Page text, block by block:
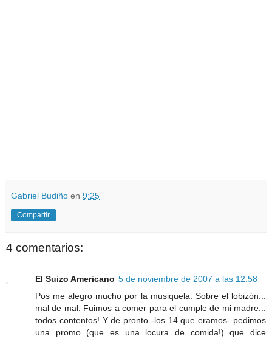
Gabriel Budiño en 9:25
Compartir
4 comentarios:
El Suizo Americano 5 de noviembre de 2007 a las 12:58
Pos me alegro mucho por la musiquela. Sobre el lobizón...
mal de mal. Fuimos a comer para el cumple de mi madre...
todos contentos! Y de pronto -los 14 que eramos- pedimos
una promo (que es una locura de comida!) que dice